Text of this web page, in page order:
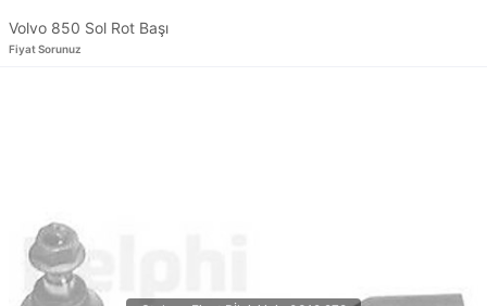
Volvo 850 Sol Rot Başı
Fiyat Sorunuz